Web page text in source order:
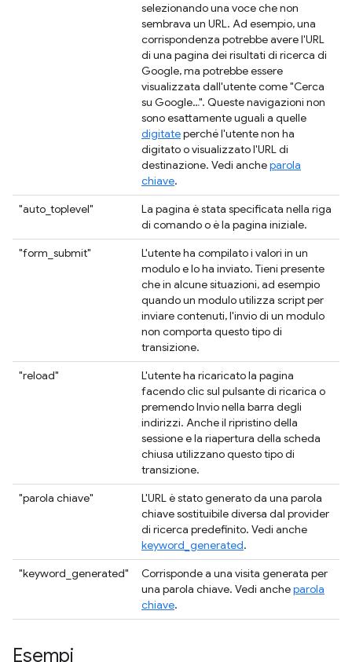
selezionando una voce che non
sembrava un URL. Ad esempio, una
corrispondenza potrebbe avere l'URL
di una pagina dei risultati di ricerca di
Google, ma potrebbe essere
visualizzata dall'utente come "Cerca
su Google…". Queste navigazioni non
sono esattamente uguali a quelle
digitateperché l'utente non ha
digitato o visualizzato l'URL di
destinazione. Vedi ancheparola
chiave.
"auto_toplevel"
La pagina è stata specificata nella riga
di comando o è la pagina iniziale.
"form_submit"
L'utente ha compilato i valori in un
modulo e lo ha inviato. Tieni presente
che in alcune situazioni, ad esempio
quando un modulo utilizza script per
inviare contenuti, l'invio di un modulo
non comporta questo tipo di
transizione.
"reload"
L'utente ha ricaricato la pagina
facendo clic sul pulsante di ricarica o
premendo Invio nella barra degli
indirizzi. Anche il ripristino della
sessione e la riapertura della scheda
chiusa utilizzano questo tipo di
transizione.
"parola chiave"
L'URL è stato generato da una parola
chiave sostituibile diversa dal provider
di ricerca predefinito. Vedi anche
keyword_generated.
"keyword_generated"
Corrisponde a una visita generata per
una parola chiave. Vedi ancheparola
chiave.
Esempi